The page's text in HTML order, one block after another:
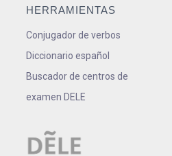
HERRAMIENTAS
Conjugador de verbos
Diccionario español
Buscador de centros de
examen DELE